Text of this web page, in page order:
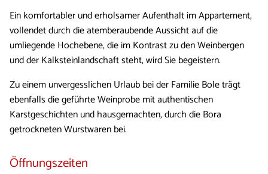
Ein komfortabler und erholsamer Aufenthalt im Appartement,
vollendet durch die atemberaubende Aussicht auf die
umliegende Hochebene, die im Kontrast zu den Weinbergen
und der Kalksteinlandschaft steht, wird Sie begeistern.
Zu einem unvergesslichen Urlaub bei der Familie Bole trägt
ebenfalls die geführte Weinprobe mit authentischen
Karstgeschichten und hausgemachten, durch die Bora
getrockneten Wurstwaren bei.
Öffnungszeiten